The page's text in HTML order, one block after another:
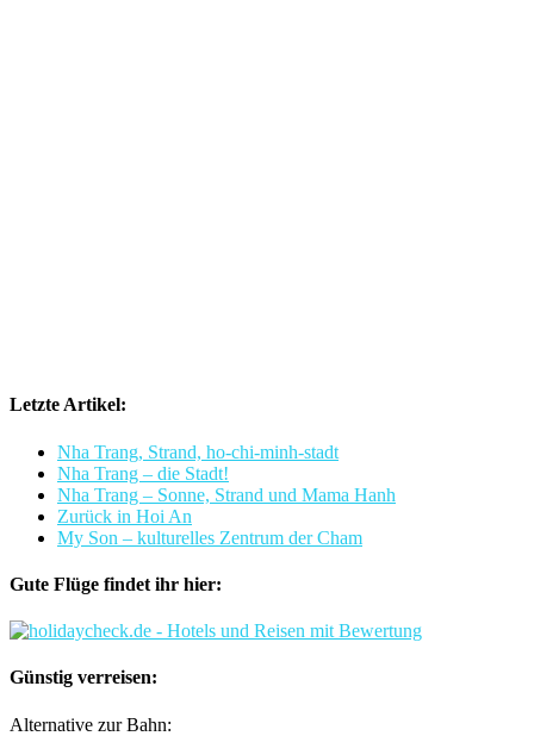
Letzte Artikel:
Nha Trang, Strand, ho-chi-minh-stadt
Nha Trang – die Stadt!
Nha Trang – Sonne, Strand und Mama Hanh
Zurück in Hoi An
My Son – kulturelles Zentrum der Cham
Gute Flüge findet ihr hier:
Günstig verreisen:
Alternative zur Bahn: